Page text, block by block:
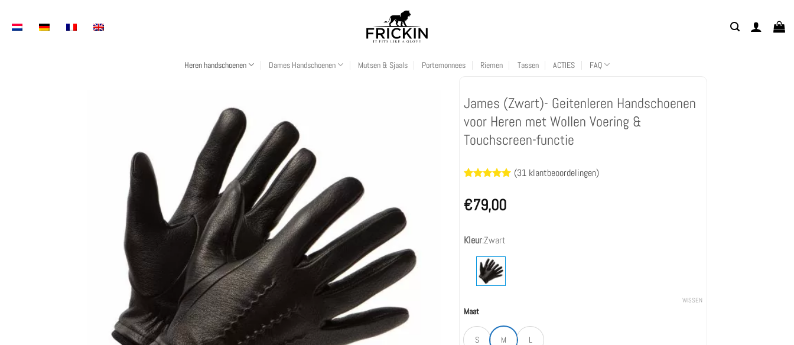
naar
Heren handschoenen Dames Handschoenen Mutsen & Sjaals Portemonnees Riemen Tassen ACTIES FAQ
James (Zwart)- Geitenleren Handschoenen
voor Heren met Wollen Voering &
Touchscreen-functie
gebaseerd
(31 klantbeoordelingen)
€79,00
Kleur:Zwart
Maat
S M L
WISSEN